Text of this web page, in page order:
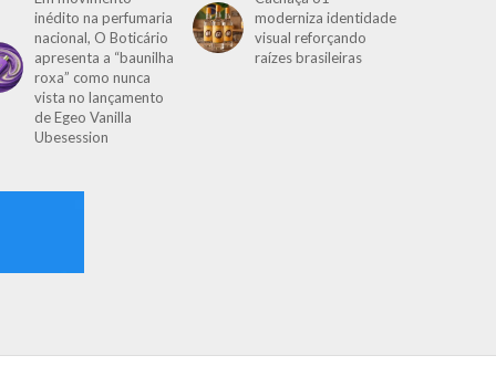
inédito na perfumaria
nacional, O Boticário
apresenta a “baunilha
roxa” como nunca
vista no lançamento
de Egeo Vanilla
Ubesession
moderniza identidade
visual reforçando
raízes brasileiras